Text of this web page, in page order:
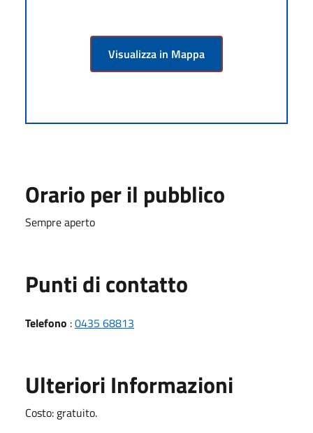
Visualizza in Mappa
Orario per il pubblico
Sempre aperto
Punti di contatto
Telefono :0435 68813
Ulteriori Informazioni
Costo: gratuito.